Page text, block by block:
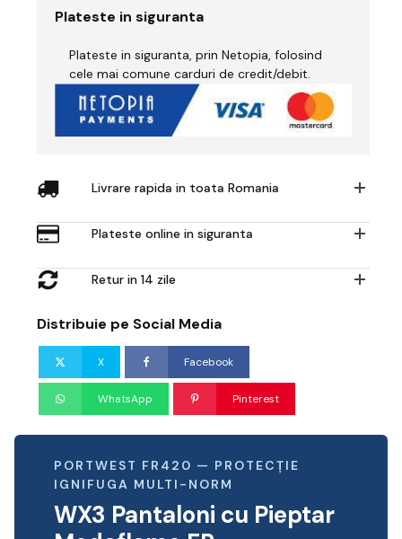
Reflectorizant
IgnifugPlateste in siguranta
Plateste in siguranta, prin Netopia, folosind
cele mai comune carduri de credit/debit.
Livrare rapida in toata Romania
Plateste online in siguranta
Retur in 14 zile
Distribuie pe Social Media
X Facebook
WhatsApp Pinterest
PORTWEST FR420 — PROTECȚIE
IGNIFUGA MULTI-NORM
WX3 Pantaloni cu Pieptar